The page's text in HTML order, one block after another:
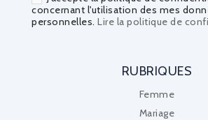
concernant l'utilisation des mes
personnelles. Lire la politique de
RUBRIQUES
Femme
Mariage